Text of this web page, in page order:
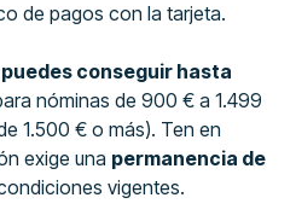
de pagos con la tarjeta.
conseguir hasta
nóminas de 900 € a 1.499
1.500 € o más). Ten en
exige una permanencia de
vigentes.